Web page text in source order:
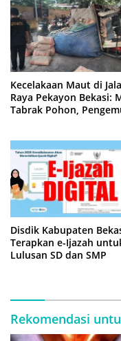
Kecelakaan Maut di
Raya Pekayon Bekasi:
Tabrak Pohon,
Disdik Kabupaten
Terapkan e-Ijazah
Lulusan SD dan SMP
Rekomendasi